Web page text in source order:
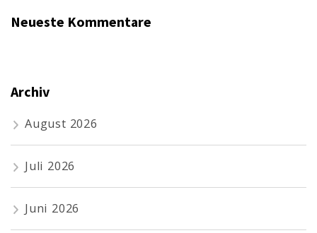
Neueste Kommentare
Archiv
August 2026
Juli 2026
Juni 2026